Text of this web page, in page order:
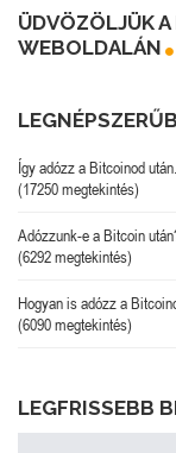
ÜDVÖZÖLJÜK
WEBOLDALÁN
Így adózz a Bitcoinod után.
(17250 megtekintés)
Adózzunk-e a Bitcoin
(6292 megtekintés)
Hogyan is adózz a
(6090 megtekintés)
LEGFRISSEBB